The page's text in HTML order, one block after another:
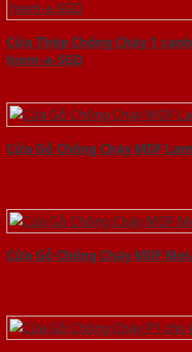
Cửa Thép Chống Cháy 1
hiem-a-SGD
Cửa Gỗ Chống Cháy MDF
Cửa Gỗ Chống Cháy MDF